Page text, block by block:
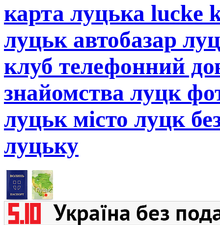
карта луцька lucke
луцьк автобазар
клуб телефонний
знайомства луцк
луцьк місто луцк
луцьку